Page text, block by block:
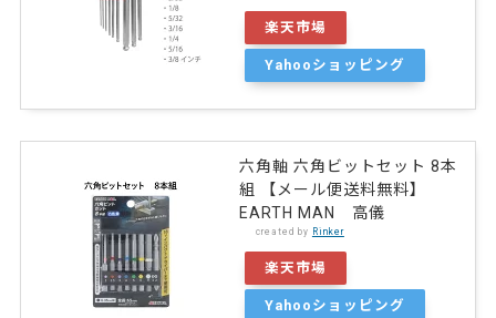
楽天市場
Yahooショッピング
六角軸 六角ビットセット 8本
組 【メール便送料無料】
EARTH MAN 高儀
created by Rinker
楽天市場
Yahooショッピング